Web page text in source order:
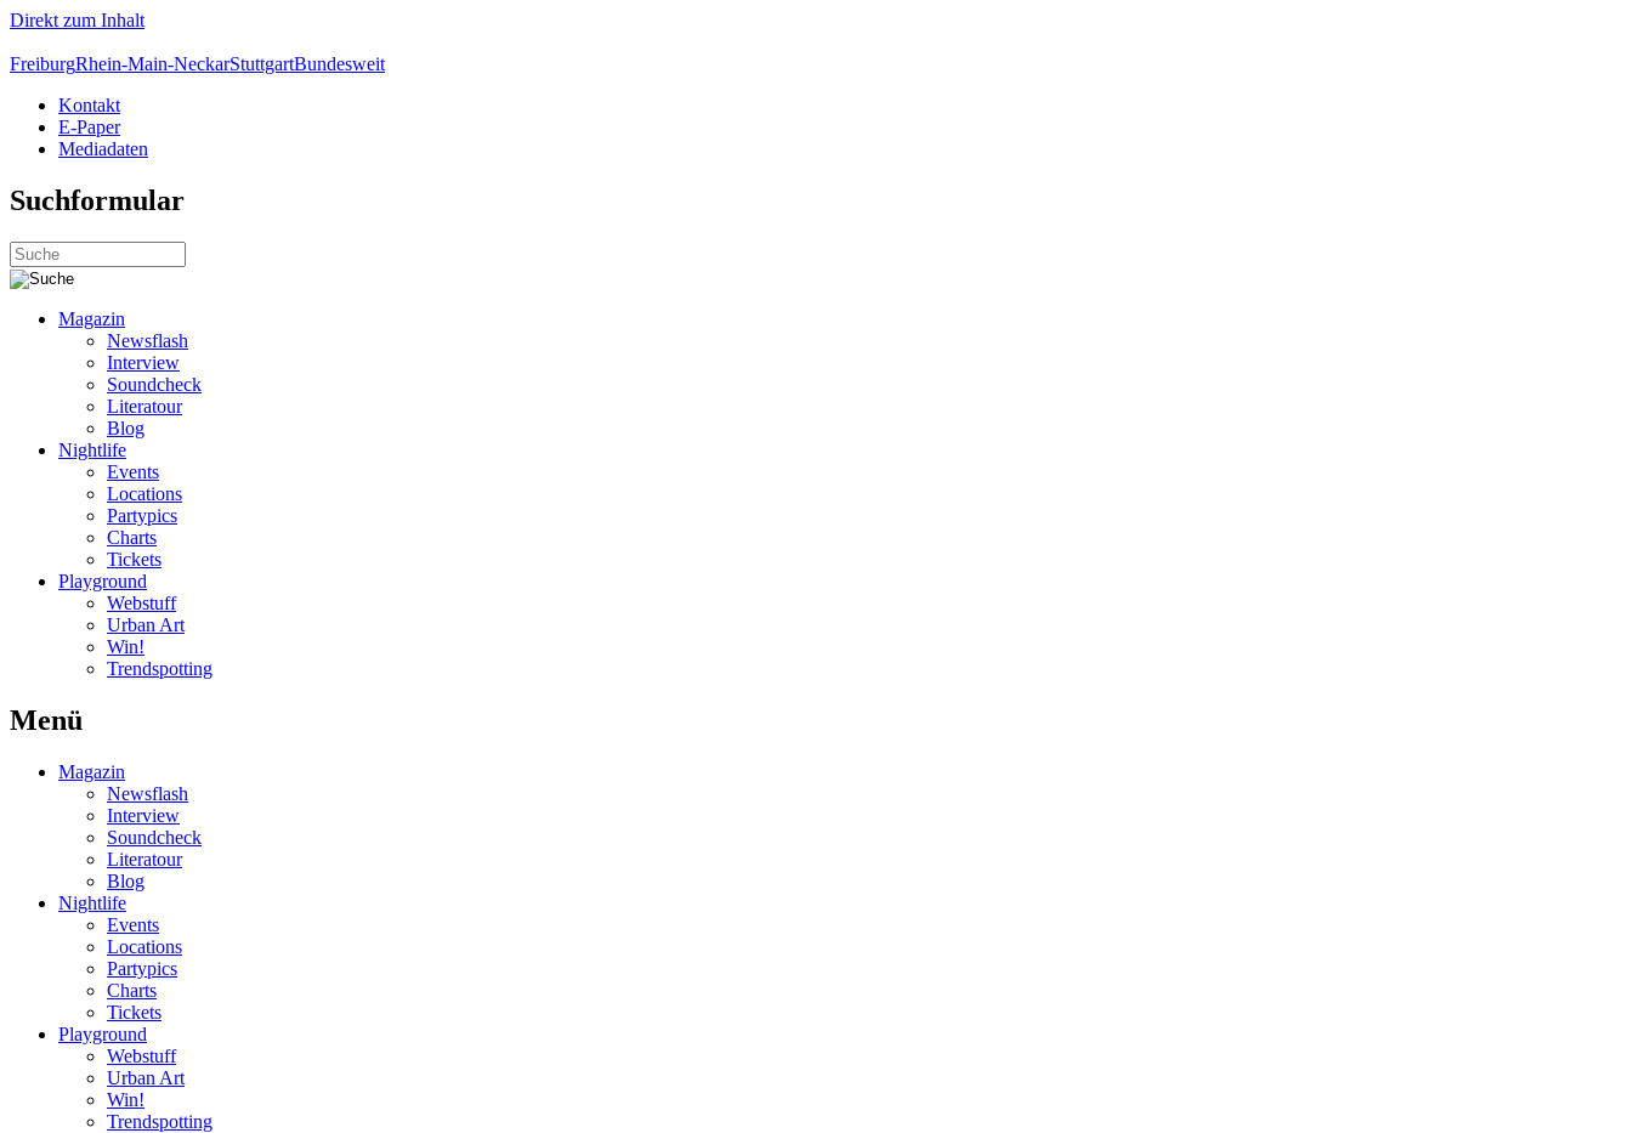
Direkt zum Inhalt
FreiburgRhein-Main-NeckarStuttgartBundesweit
Kontakt
E-Paper
Mediadaten
Suchformular
Magazin
Newsflash
Interview
Soundcheck
Literatour
Blog
Nightlife
Events
Locations
Partypics
Charts
Tickets
Playground
Webstuff
Urban Art
Win!
Trendspotting
Menü
Magazin
Newsflash
Interview
Soundcheck
Literatour
Blog
Nightlife
Events
Locations
Partypics
Charts
Tickets
Playground
Webstuff
Urban Art
Win!
Trendspotting